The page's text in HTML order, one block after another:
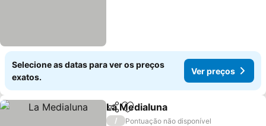
Selecione as datas para ver os preços
exatos.
Ver preços
PartilharAdicionar aos favoritos
La Medialuna
/
Pontuação não disponível